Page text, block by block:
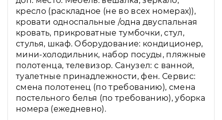
кресло (раскладное (не во всех номерах)),
кровати односпальные /одна двуспальная
кровать, прикроватные тумбочки, стул,
стулья, шкаф. Оборудование: кондиционер,
мини-холодильник, набор посуды, пляжные
полотенца, телевизор. Санузел: с ванной,
туалетные принадлежности, фен. Сервис:
смена полотенец (по требованию), смена
постельного белья (по требованию), уборка
номера (ежедневно).